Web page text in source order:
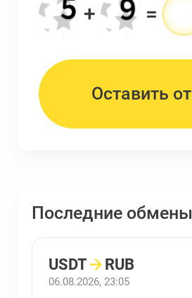
+ =
Последние обмены
USDT→RUB
06.08.2026, 23:05